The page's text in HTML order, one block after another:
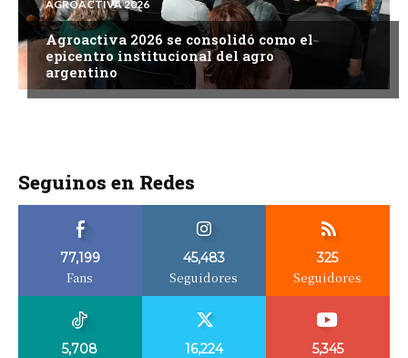
AGROACTIVA 2026
Agroactiva 2026 se consolidó como el
epicentro institucional del agro
argentino
Seguinos en Redes
77,199
Fans
45,483
Seguidores
325
Seguidores
5,708 16,224 5,345